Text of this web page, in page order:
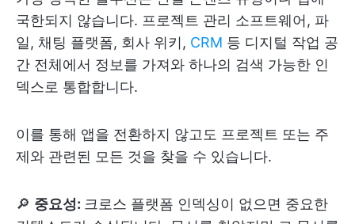
국한되지 않습니다. 프로젝트 관리 소프트웨어, 파
일, 채팅 플랫폼, 회사 위키, CRM 등 디지털 작업 공
간 전체에서 정보를 가져와 하나의 검색 가능한 인
덱스로 통합합니다.
이를 통해 앱을 전환하지 않고도 프로젝트 또는 주
제와 관련된 모든 것을 찾을 수 있습니다.
🔎 중요성: 크로스 플랫폼 인덱싱이 없으면 중요한